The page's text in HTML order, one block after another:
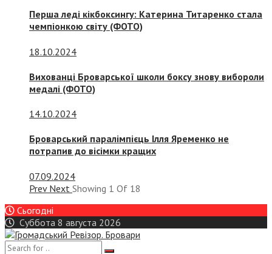
Перша леді кікбоксингу: Катерина Титаренко стала
чемпіонкою світу (ФОТО)
18.10.2024
Вихованці Броварської школи боксу знову вибороли
медалі (ФОТО)
14.10.2024
Броварський паралімпієць Ілля Яременко не
потрапив до вісімки кращих
07.09.2024
Prev Next Showing 1 Of 18
Сьогодні
Суббота 8 августа 2026